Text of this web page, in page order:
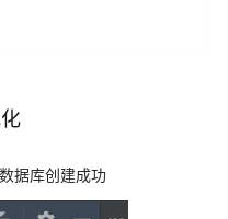
据库创建成功